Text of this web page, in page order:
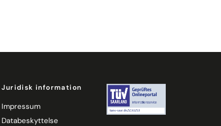
Juridisk information
Impressum
Databeskyttelse